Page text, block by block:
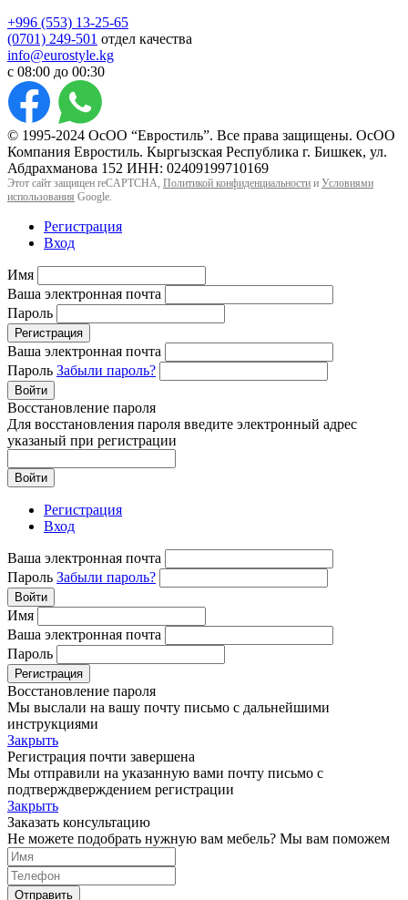
+996 (553) 13-25-65
(0701) 249-501 отдел качества
info@eurostyle.kg
с 08:00 до 00:30
© 1995-2024 ОсОО “Евростиль”. Все права защищены. ОсОО
Компания Евростиль. Кыргызская Республика г. Бишкек, ул.
Абдрахманова 152 ИНН: 02409199710169
Этот сайт защищен reCAPTCHA, Политикой конфиденциальности и Условиями
использования Google.
Регистрация
Вход
Имя
Ваша электронная почта
Пароль
Регистрация
Ваша электронная почта
Пароль Забыли пароль?
Войти
Восстановление пароля
Для восстановления пароля введите электронный адрес
указаный при регистрации
Войти
Регистрация
Вход
Ваша электронная почта
Пароль Забыли пароль?
Войти
Имя
Ваша электронная почта
Пароль
Регистрация
Восстановление пароля
Мы выслали на вашу почту письмо с дальнейшими
инструкциями
Закрыть
Регистрация почти завершена
Мы отправили на указанную вами почту письмо с
подтверждверждением регистрации
Закрыть
Заказать консультацию
Не можете подобрать нужную вам мебель? Мы вам поможем
Отправить